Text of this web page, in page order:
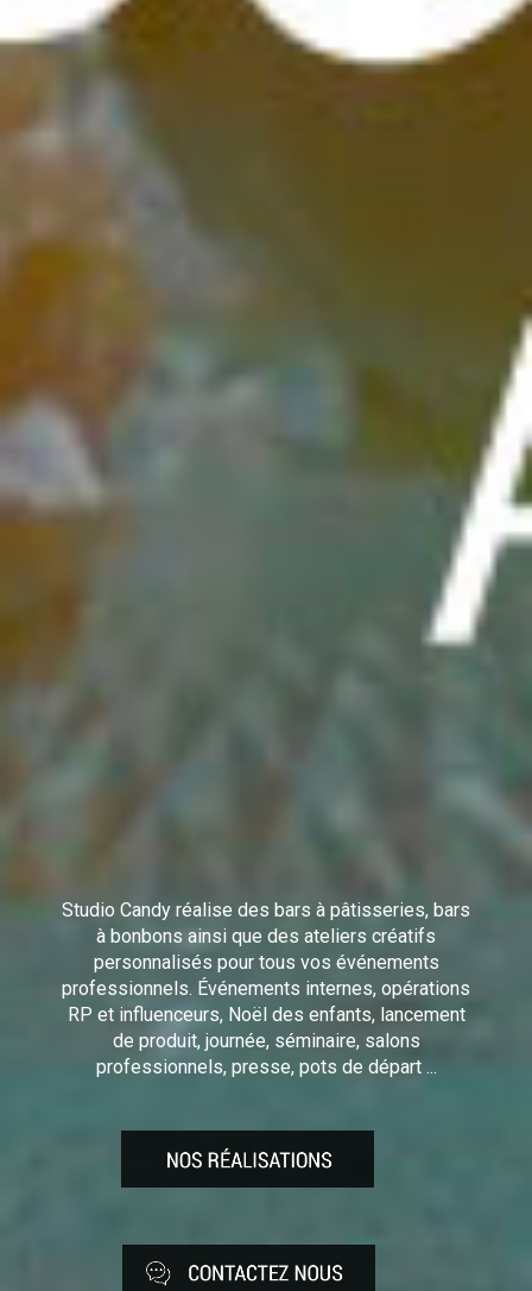
Studio Candy réalise des bars à pâtisseries, bars
à bonbons ainsi que des ateliers créatifs
personnalisés pour tous vos événements
professionnels. Événements internes, opérations
RP et influenceurs, Noël des enfants, lancement
de produit, journée, séminaire, salons
professionnels, presse, pots de départ ...